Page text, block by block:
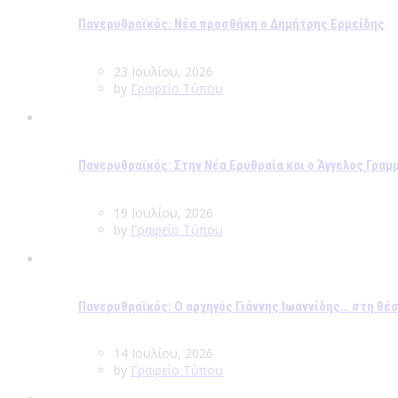
Πανερυθραϊκός: Νέα προσθήκη ο Δημήτρης Ερμείδης
23 Ιουλίου, 2026
by Γραφείο Τύπου
Πανερυθραϊκός: Στην Νέα Ερυθραία και ο Άγγελος
19 Ιουλίου, 2026
by Γραφείο Τύπου
Πανερυθραϊκός: Ο αρχηγός Γιάννης Ιωαννίδης… στη
14 Ιουλίου, 2026
by Γραφείο Τύπου